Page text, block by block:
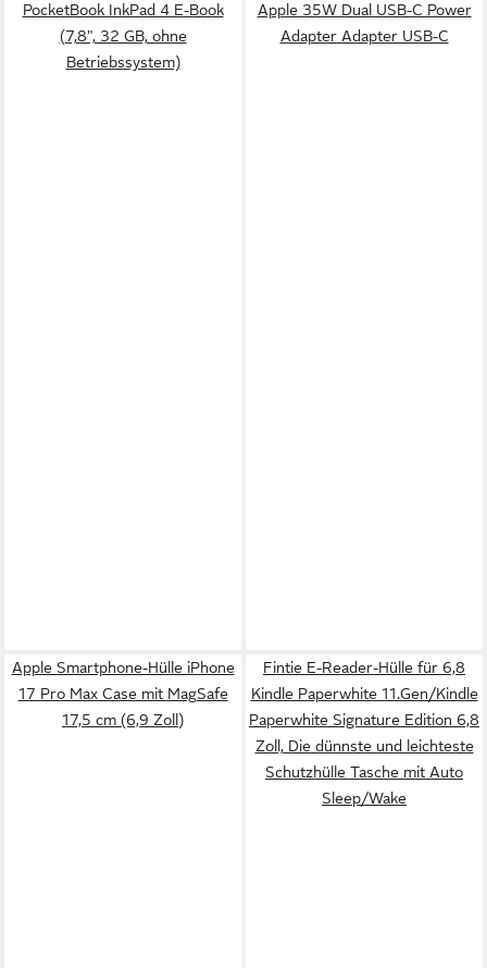
PocketBook InkPad 4 E-Book
(7,8", 32 GB, ohne
Betriebssystem)
Apple 35W Dual USB-C Power
Adapter Adapter USB-C
Apple Smartphone-Hülle iPhone
17 Pro Max Case mit MagSafe
17,5 cm (6,9 Zoll)
Fintie E-Reader-Hülle für 6,8
Kindle Paperwhite 11.Gen/Kindle
Paperwhite Signature Edition 6,8
Zoll, Die dünnste und leichteste
Schutzhülle Tasche mit Auto
Sleep/Wake